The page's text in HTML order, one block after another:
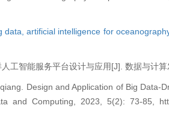
data,artificial intelligence for
工智能服务平台设计与应用[J]. 数据与计
Design and Application of Big Data-
and Computing, 2023, 5(2): 73-85,